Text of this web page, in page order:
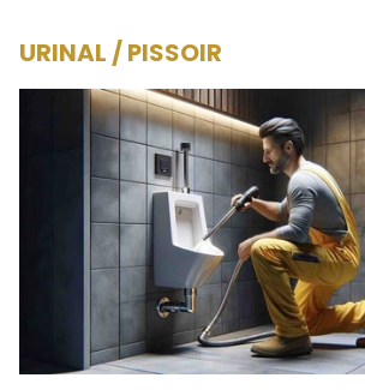
URINAL / PISSOIR